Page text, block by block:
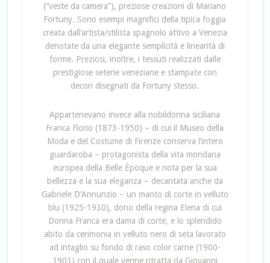
(“veste da camera”), preziose creazioni di Mariano
Fortuny. Sono esempi magnifici della tipica foggia
creata dall’artista/stilista spagnolo attivo a Venezia
denotate da una elegante semplicità e linearità di
forme. Preziosi, inoltre, i tessuti realizzati dalle
prestigiose seterie veneziane e stampate con
decori disegnati da Fortuny stesso.
Appartenevano invece alla nobildonna siciliana
Franca Florio (1873-1950) – di cui il Museo della
Moda e del Costume di Firenze conserva l’intero
guardaroba – protagonista della vita mondana
europea della Belle Èpoque e nota per la sua
bellezza e la sua eleganza – decantata anche da
Gabriele D’Annunzio – un manto di corte in velluto
blu (1925-1930), dono della regina Elena di cui
Donna Franca era dama di corte, e lo splendido
abito da cerimonia in velluto nero di seta lavorato
ad intaglio su fondo di raso color carne (1900-
1901) con il quale venne ritratta da Giovanni